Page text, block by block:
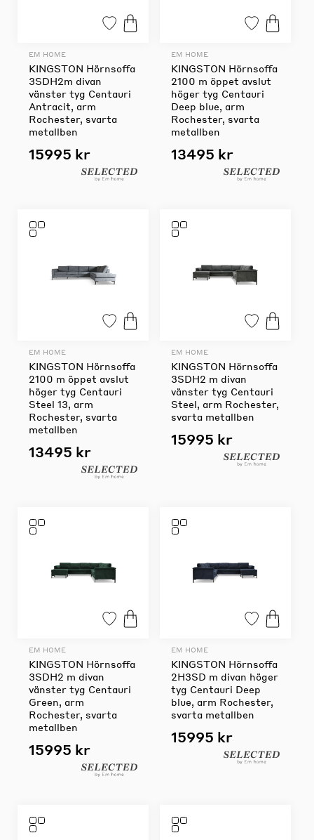
EM HOME
KINGSTON Hörnsoffa
3SDH2m divan
vänster tyg Centauri
Antracit, arm
Rochester, svarta
metallben
15995 kr
EM HOME
KINGSTON Hörnsoffa
2100 m öppet avslut
höger tyg Centauri
Deep blue, arm
Rochester, svarta
metallben
13495 kr
EM HOME
KINGSTON Hörnsoffa
2100 m öppet avslut
höger tyg Centauri
Steel 13, arm
Rochester, svarta
metallben
13495 kr
EM HOME
KINGSTON Hörnsoffa
3SDH2 m divan
vänster tyg Centauri
Steel, arm Rochester,
svarta metallben
15995 kr
EM HOME
KINGSTON Hörnsoffa
3SDH2 m divan
vänster tyg Centauri
Green, arm
Rochester, svarta
metallben
15995 kr
EM HOME
KINGSTON Hörnsoffa
2H3SD m divan höger
tyg Centauri Deep
blue, arm Rochester,
svarta metallben
15995 kr